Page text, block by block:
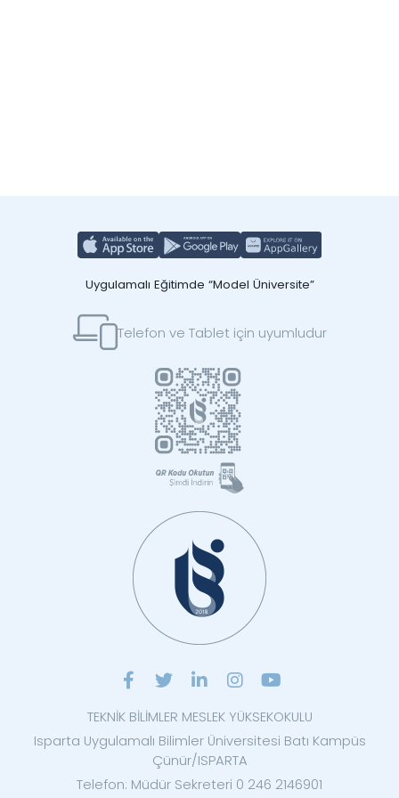
Uygulamalı Eğitimde “Model Üniversite”
Telefon ve Tablet için uyumludur
TEKNİK BİLİMLER MESLEK YÜKSEKOKULU
Isparta Uygulamalı Bilimler Üniversitesi Batı Kampüs
Çünür/ISPARTA
Telefon: Müdür Sekreteri 0 246 2146901